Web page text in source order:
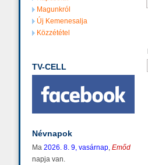
Magunkról
Új Kemenesalja
Közzététel
TV-CELL
Névnapok
Ma 2026. 8. 9, vasárnap, Emőd
napja van.